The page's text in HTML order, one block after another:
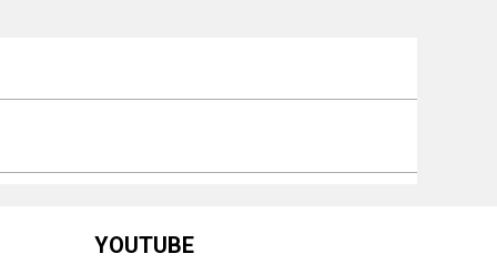
YOUTUBE